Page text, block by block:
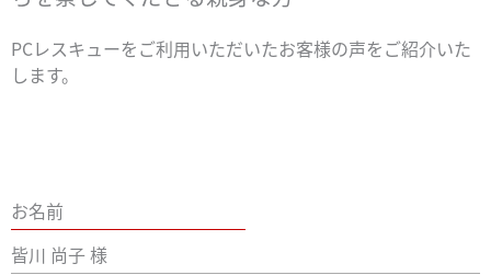
PCレスキューをご利用いただいたお客様の声をご紹介いた
します。
お名前
皆川 尚子 様